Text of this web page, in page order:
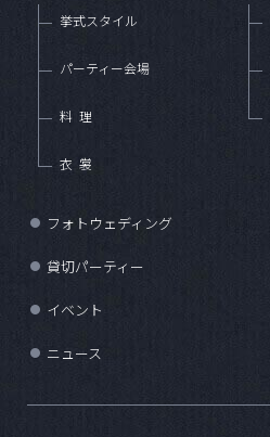
挙式スタイル
パーティー会場
料理
衣裳
● フォトウェディング
● 貸切パーティー
● イベント
● ニュース